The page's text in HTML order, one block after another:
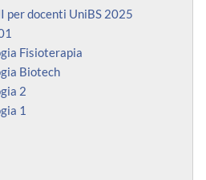
per docenti UniBS 2025
Fisioterapia
Biotech
2
1